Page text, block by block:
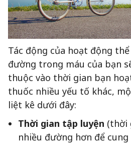
Tác động của hoạt động
đường trong máu của bạn
thuộc vào thời gian bạn
thuốc nhiều yếu tố khác,
liệt kê dưới đây:
Thời gian tập luyện (thời
nhiều đường hơn để